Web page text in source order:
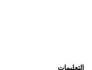
التعليمات